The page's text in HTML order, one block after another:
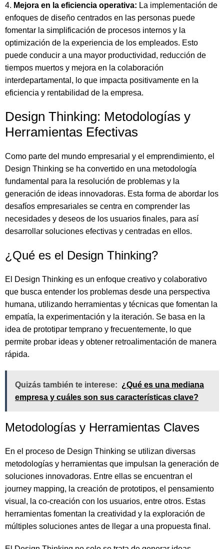
4. Mejora en la eficiencia operativa: La implementación de
enfoques de diseño centrados en las personas puede
fomentar la simplificación de procesos internos y la
optimización de la experiencia de los empleados. Esto
puede conducir a una mayor productividad, reducción de
tiempos muertos y mejora en la colaboración
interdepartamental, lo que impacta positivamente en la
eficiencia y rentabilidad de la empresa.
Design Thinking: Metodologías y
Herramientas Efectivas
Como parte del mundo empresarial y el emprendimiento, el
Design Thinking se ha convertido en una metodología
fundamental para la resolución de problemas y la
generación de ideas innovadoras. Esta forma de abordar los
desafíos empresariales se centra en comprender las
necesidades y deseos de los usuarios finales, para así
desarrollar soluciones efectivas y centradas en ellos.
¿Qué es el Design Thinking?
El Design Thinking es un enfoque creativo y colaborativo
que busca entender los problemas desde una perspectiva
humana, utilizando herramientas y técnicas que fomentan la
empatía, la experimentación y la iteración. Se basa en la
idea de prototipar temprano y frecuentemente, lo que
permite probar ideas y obtener retroalimentación de manera
rápida.
Quizás también te interese: ¿Qué es una mediana
empresa y cuáles son sus características clave?
Metodologías y Herramientas Claves
En el proceso de Design Thinking se utilizan diversas
metodologías y herramientas que impulsan la generación de
soluciones innovadoras. Entre ellas se encuentran el
journey mapping, la creación de prototipos, el pensamiento
visual, la co-creación con los usuarios, entre otros. Estas
herramientas fomentan la creatividad y la exploración de
múltiples soluciones antes de llegar a una propuesta final.